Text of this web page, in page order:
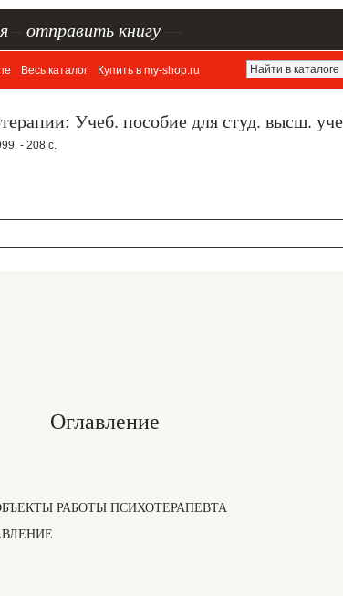
отправить книгу
Весь каталог Купить в my-shop.ru
Учеб. пособие для студ. высш.
- 208 с.
Оглавление
РАБОТЫ ПСИХОТЕРАПЕВТА